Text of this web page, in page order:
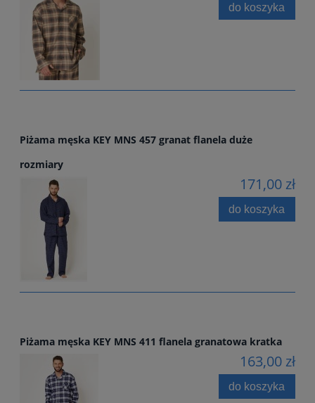
do koszyka
Piżama męska KEY MNS 457 granat flanela duże
rozmiary
171,00 zł
do koszyka
Piżama męska KEY MNS 411 flanela granatowa kratka
163,00 zł
do koszyka